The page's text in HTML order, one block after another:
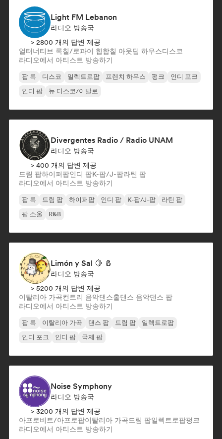
Light FM Lebanon
라디오 방송국
> 2800 개의 답변 제공
얼터너티브 록칠/로파이 힙합칠 아웃딥 하우스디스코
라디오에서 아티스트 방송하기
팝 록 디스코 일렉트로팝 프렌치 하우스 펑크
인디 포크
인디 팝
뉴 디스코/이탈로
Divergentes Radio / Radio UNAM
라디오 방송국
> 400 개의 답변 제공
드림 팝하이퍼팝인디 팝K-팝/J-팝라틴 팝
라디오에서 아티스트 방송하기
팝 록 드림 팝 하이퍼팝 인디 팝 K-팝/J-팝
라틴 팝
팝 소울
R&B
Limón y Sal 🍋 🧂
라디오 방송국
> 5200 개의 답변 제공
이탈리아 가곡컨트리 음악댄스홀댄스 음악댄스 팝
라디오에서 아티스트 방송하기
팝 록 이탈리아 가곡 댄스 팝 드림 팝
일렉트로팝
인디 포크
인디 팝 국제 팝
Noise Symphony
라디오 방송국
> 3200 개의 답변 제공
아프로비트/아프로팝이탈리아 가곡드림 팝일렉트로팝펑크
라디오에서 아티스트 방송하기